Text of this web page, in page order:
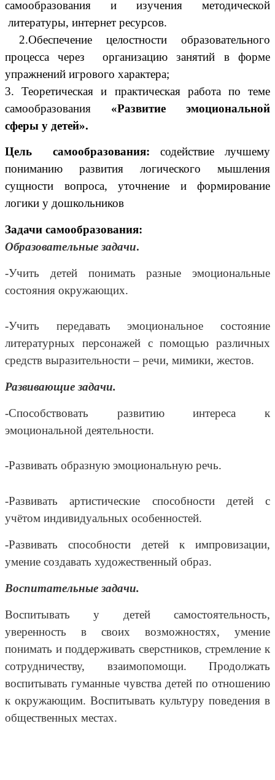
самообразования и изучения методической
литературы, интернет ресурсов.
2.Обеспечение целостности образовательного
процесса через организацию занятий в форме
упражнений игрового характера;
3. Теоретическая и практическая работа по теме
самообразования «Развитие эмоциональной
сферы у детей».
Цель самообразования: содействие лучшему
пониманию развития логического мышления
сущности вопроса, уточнение и формирование
логики у дошкольников
Задачи самообразования:
Образовательные задачи.
-Учить детей понимать разные эмоциональные
состояния окружающих.
-Учить передавать эмоциональное состояние
литературных персонажей с помощью различных
средств выразительности – речи, мимики, жестов.
Развивающие задачи.
-Способствовать развитию интереса к
эмоциональной деятельности.
-Развивать образную эмоциональную речь.
-Развивать артистические способности детей с
учётом индивидуальных особенностей.
-Развивать способности детей к импровизации,
умение создавать художественный образ.
Воспитательные задачи.
Воспитывать у детей самостоятельность,
уверенность в своих возможностях, умение
понимать и поддерживать сверстников, стремление к
сотрудничеству, взаимопомощи. Продолжать
воспитывать гуманные чувства детей по отношению
к окружающим. Воспитывать культуру поведения в
общественных местах.